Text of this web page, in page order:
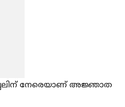
നേരെയാണ് അജ്ഞാത